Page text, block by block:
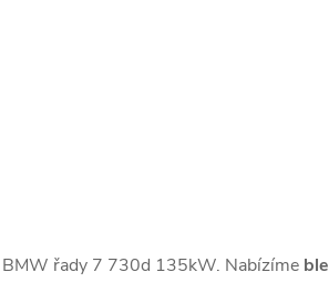
řady 7 730d 135kW. Nabízíme